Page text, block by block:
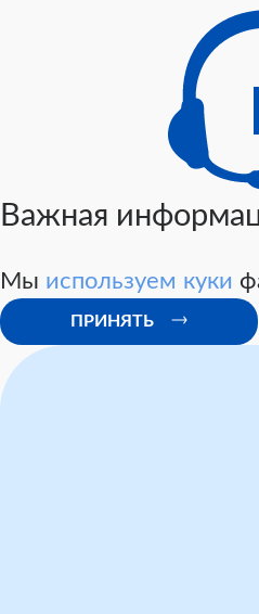
Важная
Мы используем куки
ПРИНЯТЬ